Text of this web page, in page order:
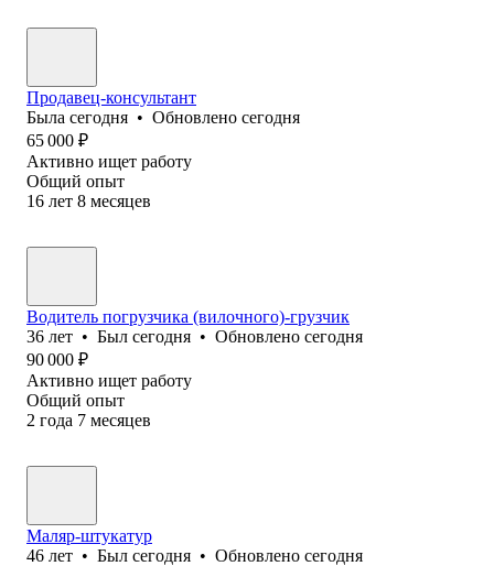
Продавец-консультант
Была сегодня • Обновлено сегодня
65 000 ₽
Активно ищет работу
Общий опыт
16 лет 8 месяцев
Водитель погрузчика (вилочного)-грузчик
36 лет • Был сегодня • Обновлено сегодня
90 000 ₽
Активно ищет работу
Общий опыт
2 года 7 месяцев
Маляр-штукатур
46 лет • Был сегодня • Обновлено сегодня